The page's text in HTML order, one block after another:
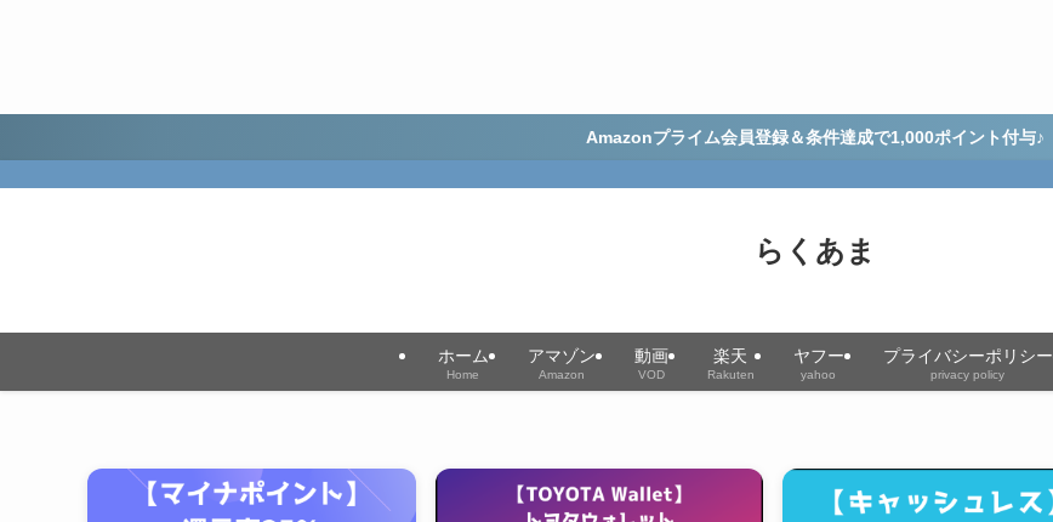
Amazonプライム会員登録＆条件達成で1,000ポイント付与♪
らくあま
ホーム
Home
アマゾン
Amazon
動画
VOD
楽天
Rakuten
ヤフー
yahoo
プライバシーポリシー
privacy policy